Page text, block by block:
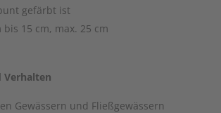
gefärbt ist
bis 15 cm, max. 25 cm
Gewässern und Fließgewässern